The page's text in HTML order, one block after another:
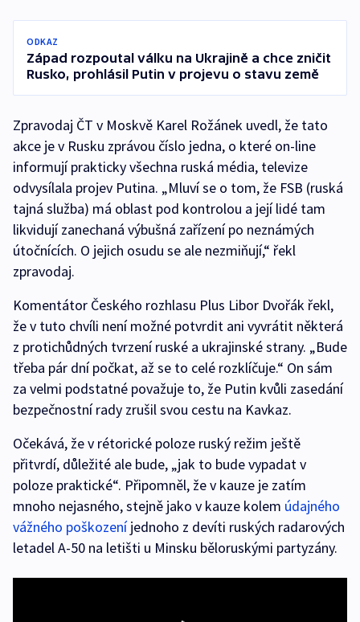
ODKAZ
Západ rozpoutal válku na Ukrajině a chce zničit
Rusko, prohlásil Putin v projevu o stavu země
Zpravodaj ČT v Moskvě Karel Rožánek uvedl, že tato
akce je v Rusku zprávou číslo jedna, o které on-line
informují prakticky všechna ruská média, televize
odvysílala projev Putina. „Mluví se o tom, že FSB (ruská
tajná služba) má oblast pod kontrolou a její lidé tam
likvidují zanechaná výbušná zařízení po neznámých
útočnících. O jejich osudu se ale nezmiňují,“ řekl
zpravodaj.
Komentátor Českého rozhlasu Plus Libor Dvořák řekl,
že v tuto chvíli není možné potvrdit ani vyvrátit některá
z protichůdných tvrzení ruské a ukrajinské strany. „Bude
třeba pár dní počkat, až se to celé rozklíčuje.“ On sám
za velmi podstatné považuje to, že Putin kvůli zasedání
bezpečnostní rady zrušil svou cestu na Kavkaz.
Očekává, že v rétorické poloze ruský režim ještě
přitvrdí, důležité ale bude, „jak to bude vypadat v
poloze praktické“. Připomněl, že v kauze je zatím
mnoho nejasného, stejně jako v kauze kolem údajného
vážného poškozeníjednoho z devíti ruských radarových
letadel A-50 na letišti u Minsku běloruskými partyzány.